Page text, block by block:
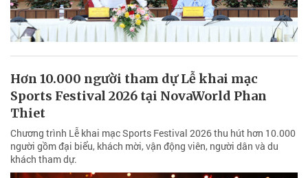
Hơn 10.000 người tham dự Lễ khai mạc
Sports Festival 2026 tại NovaWorld Phan
Thiet
Chương trình Lễ khai mạc Sports Festival 2026 thu hút hơn 10.000
người gồm đại biểu, khách mời, vận động viên, người dân và du
khách tham dự.